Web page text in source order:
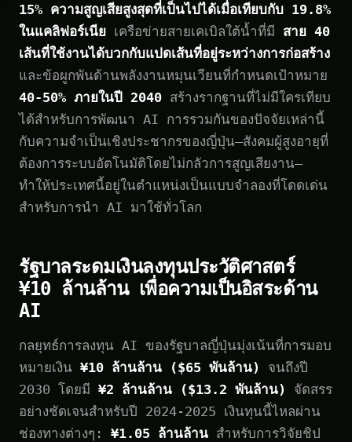
15% ความสูญเสียสูงสุดที่เป็นไปได้เมื่อเทียบกับ 19.8%
ในแคลิฟอร์เนีย เครือข่ายสายเคเบิลใต้น้ำที่มี สาย 40
เส้นที่ใช้งานได้บวกกับแปดเส้นที่อยู่ระหว่างการก่อสร้าง
และข้อผูกพันด้านพลังงานหมุนเวียนที่กำหนดเป้าหมาย
40-50% ภายในปี 2040 สร้างรากฐานที่ไม่มีใครเทียบ
ได้สำหรับการพัฒนา AI การรวมกันของปัจจัยเหล่านี้
กับความจำเป็นเชิงประชากรของญี่ปุ่น—สังคมผู้สูงอายุที่
ต้องการระบบอัตโนมัติโดยไม่กลัวการสูญเสียงาน—
ทำให้ประเทศนี้อยู่ในตำแหน่งเป็นแบบจำลองที่โดดเด่น
สำหรับการนำ AI มาใช้ทั่วโลก
รัฐบาลระดมเงินลงทุนประวัติศาสตร์
¥10 ล้านล้าน เพื่อความเป็นอิสระด้าน
AI
กลยุทธ์การลงทุน AI ของรัฐบาลญี่ปุ่นมุ่งเน้นที่การมอบ
หมายเงิน ¥10 ล้านล้าน ($65 พันล้าน)
จนถึงปี
2030 โดยมี ¥2 ล้านล้าน ($13.2 พันล้าน)
จัดสรร
อย่างชัดเจนสำหรับปี 2024-2025 เงินทุนนี้ไหลผ่าน
ช่องทางต่างๆ: ¥1.05 ล้านล้าน สำหรับการวิจัยชิป